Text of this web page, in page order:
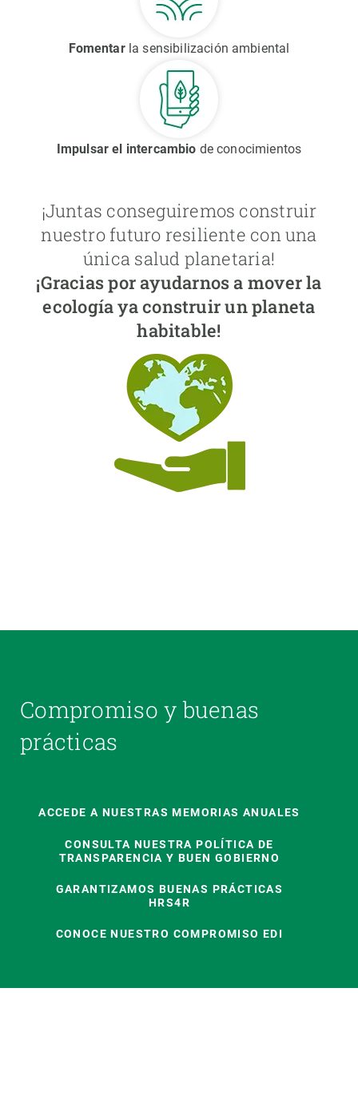
Fomentarla sensibilización ambiental
Impulsar el intercambio de conocimientos
¡Juntas conseguiremos construir
nuestro futuro resiliente con una
única salud planetaria!
¡Gracias por ayudarnos a mover la
ecología ya construir un planeta
habitable!
Compromiso y buenas
prácticas
ACCEDE A NUESTRAS MEMORIAS ANUALES
CONSULTA NUESTRA POLÍTICA DE
TRANSPARENCIA Y BUEN GOBIERNO
GARANTIZAMOS BUENAS PRÁCTICAS
HRS4R
CONOCE NUESTRO COMPROMISO EDI